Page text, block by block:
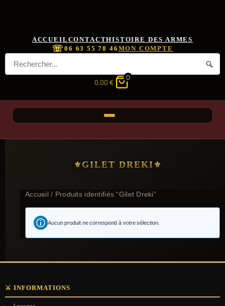
ACCUEIL CONTACTHISTOIRE DES ARMES
☏06 63 55 78 46 MON COMPTE
0,00 €
0
GILET DREKI
Accueil/ Produits identifiés “Gilet Dreki”
Aucun produit ne correspond à votre sélection.
⚔️ INFORMATIONS